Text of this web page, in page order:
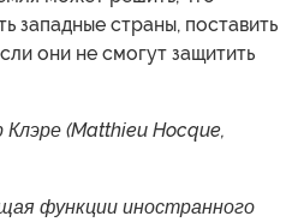
западные страны, поставить
они не смогут защитить
(Matthieu Hocque,
функции иностранного